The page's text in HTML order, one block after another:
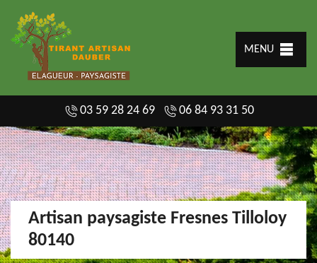
MENU
03 59 28 24 69 06 84 93 31 50
Artisan paysagiste Fresnes Tilloloy
80140